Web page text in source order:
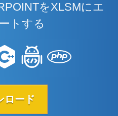
をXLSMにエ
トする
ロード